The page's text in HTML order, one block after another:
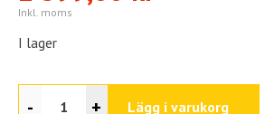
Inkl. moms
I lager
- + Lägg i varukorg